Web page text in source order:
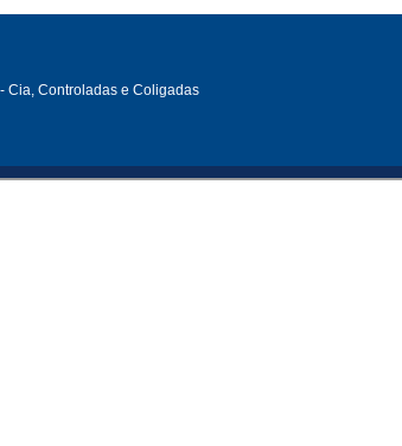
Cia, Controladas e Coligadas